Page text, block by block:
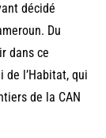
décidé
Du
dans ce
de l’Habitat, qui
de la CAN